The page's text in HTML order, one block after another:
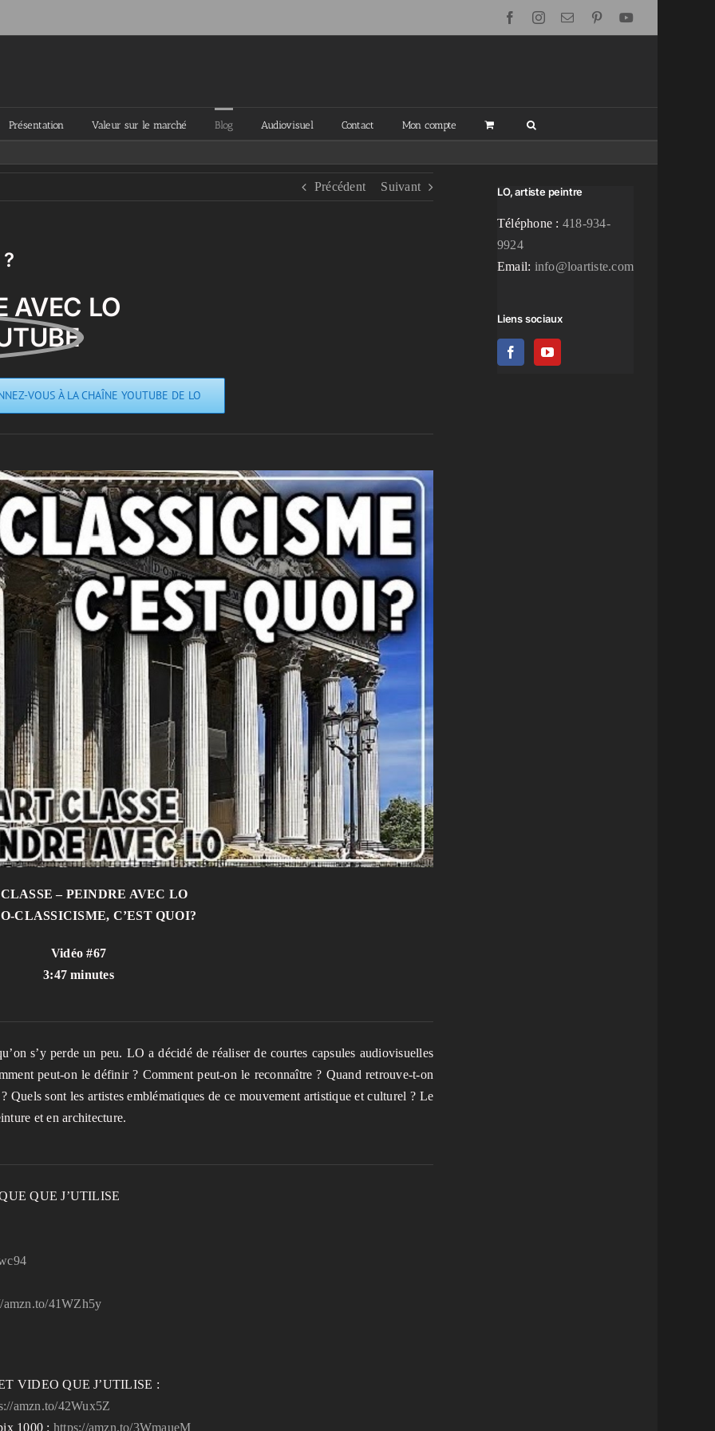
FacebookInstagram
Email Pinterest
Présentation Valeur sur le marché Blog Audiovisuel Contact Mon compte
Précédent Suivant
AVEC LO
VOUS À LA CHAÎNE YOUTUBE DE LO
– PEINDRE AVEC LO
CLASSICISME, C’EST QUOI?
Vidéo #67
3:47 minutes
s’y perde un peu. LO a décidé de réaliser de courtes capsules audiovisuelles
peut-on le définir ? Comment peut-on le reconnaître ? Quand retrouve-t-on
Quels sont les artistes emblématiques de ce mouvement artistique et culturel ? Le
et en architecture.
QUE J’UTILISE
amzn.to/41WZh5y
VIDEO QUE J’UTILISE :
amzn.to/42Wux5Z
1000 : https://amzn.to/3WmaueM
LO, artiste peintre
Téléphone : 418-934-
9924
Email: info@loartiste.com
Liens sociaux